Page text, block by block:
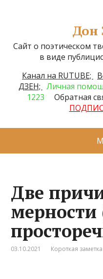
Дон
Сайт о поэтическом
в виде
Канал на RUTUBE;
ДЗЕН; Личная
1223
Обратная
Две
мерности
03.10.2021 Короткая заметка